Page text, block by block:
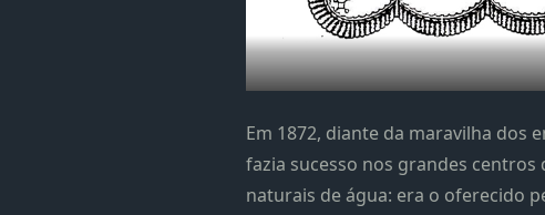
Em 1872, diante da maravilha dos
fazia sucesso nos grandes centros
naturais de água: era o oferecido